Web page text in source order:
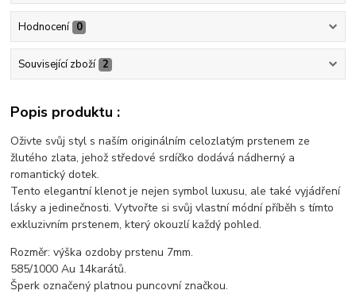
Hodnocení 0
Související zboží 2
Popis produktu :
Oživte svůj styl s naším originálním celozlatým prstenem ze
žlutého zlata, jehož středové srdíčko dodává nádherný a
romantický dotek.
Tento elegantní klenot je nejen symbol luxusu, ale také vyjádření
lásky a jedinečnosti. Vytvořte si svůj vlastní módní příběh s tímto
exkluzivním prstenem, který okouzlí každý pohled.
Rozměr: výška ozdoby prstenu 7mm.
585/1000 Au 14karátů.
Šperk označený platnou puncovní značkou.